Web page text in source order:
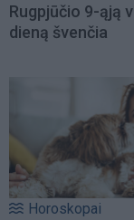
Rugpjūčio 9-ąją
dieną švenčia
Horoskopai